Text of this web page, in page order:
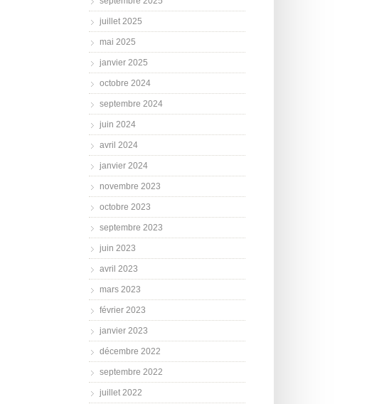
juillet 2025
mai 2025
janvier 2025
octobre 2024
septembre 2024
juin 2024
avril 2024
janvier 2024
novembre 2023
octobre 2023
septembre 2023
juin 2023
avril 2023
mars 2023
février 2023
janvier 2023
décembre 2022
septembre 2022
juillet 2022